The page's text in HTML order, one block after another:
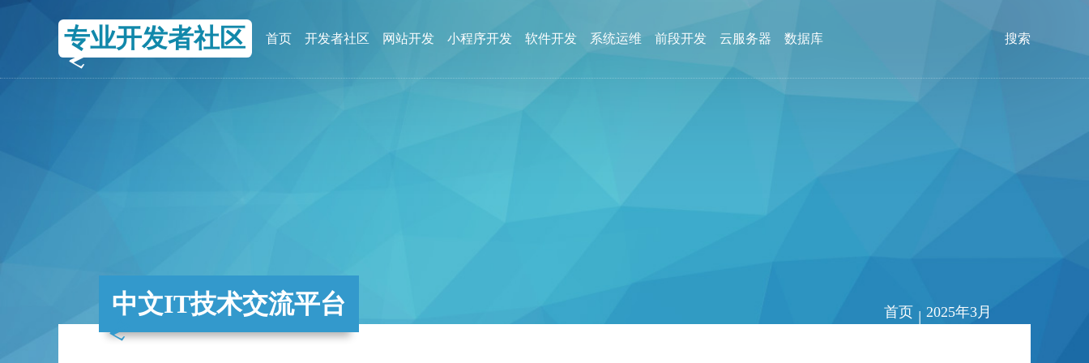
专业开发者社区 首页 开发者社区 网站开发 小程序开发 软件开发 系统运维 前段开发 云服务器 数据库 搜索
中文IT技术交流平台 首页 | 2025年3月